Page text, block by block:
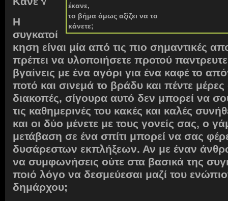
έκανε,
το βήμα όμως αξίζει να το
κάνετε;
Η
συγκατοί
κηση είναι μία από τις πιο σημαντικές
πρέπει να υλοποιήσετε προτού
βγαίνεις με ένα αγόρι για ένα καφέ το
ποτό και σινεμά το βράδυ και πέντε μέρες
διακοπές, σίγουρα αυτό δεν μπορεί να
τις καθημερινές του κακές και καλές
και οι δύο μένετε με τους γονείς σας, ο
μετάβαση σε ένα σπίτι μπορεί να σας
δυσάρεστων εκπλήξεων. Αν με έναν
να συμφωνήσεις ούτε στα βασικά της
ποιό λόγο να δεσμεύεσαι μαζί του
δημάρχου;